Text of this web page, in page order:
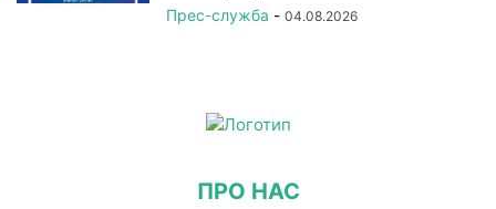
Прес-служба - 04.08.2026
ПРО НАС